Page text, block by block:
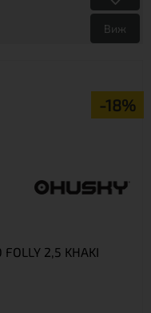
Виж
-18%
2,5 KHAKI